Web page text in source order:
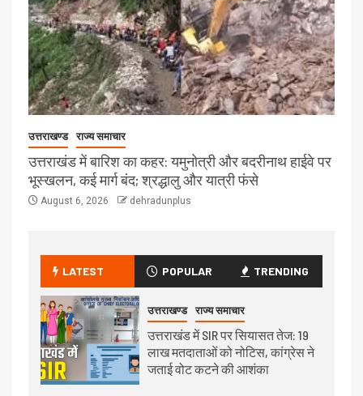
उत्तराखण्ड राज्य समाचार
उत्तराखंड में बारिश का कहर: यमुनोत्री और बदरीनाथ हाईवे पर
भूस्खलन, कई मार्ग बंद; श्रद्धालु और यात्री फंसे
August 6, 2026 dehradunplus
LATEST POPULAR TRENDING
उत्तराखण्ड राज्य समाचार
उत्तराखंड में SIR पर सियासत तेज: 19
लाख मतदाताओं को नोटिस, कांग्रेस ने
जताई वोट कटने की आशंका